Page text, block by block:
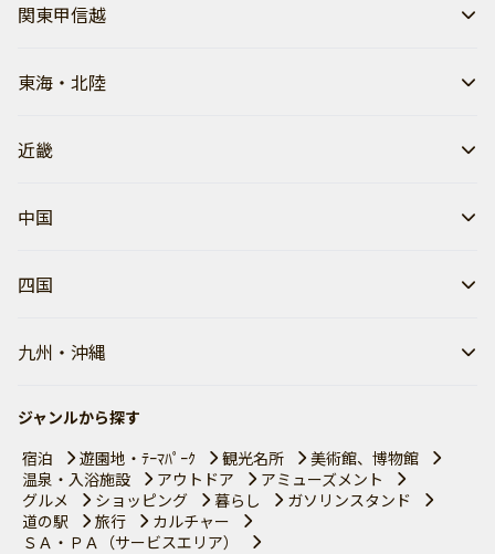
関東甲信越
東海・北陸
近畿
中国
四国
九州・沖縄
ジャンルから探す
宿泊
遊園地・ﾃｰﾏﾊﾟｰｸ 観光名所
美術館、博物館
温泉・入浴施設
アウトドア
アミューズメント
グルメ
ショッピング 暮らし
ガソリンスタンド
道の駅
旅行
カルチャー
ＳＡ・ＰＡ（サービスエリア）